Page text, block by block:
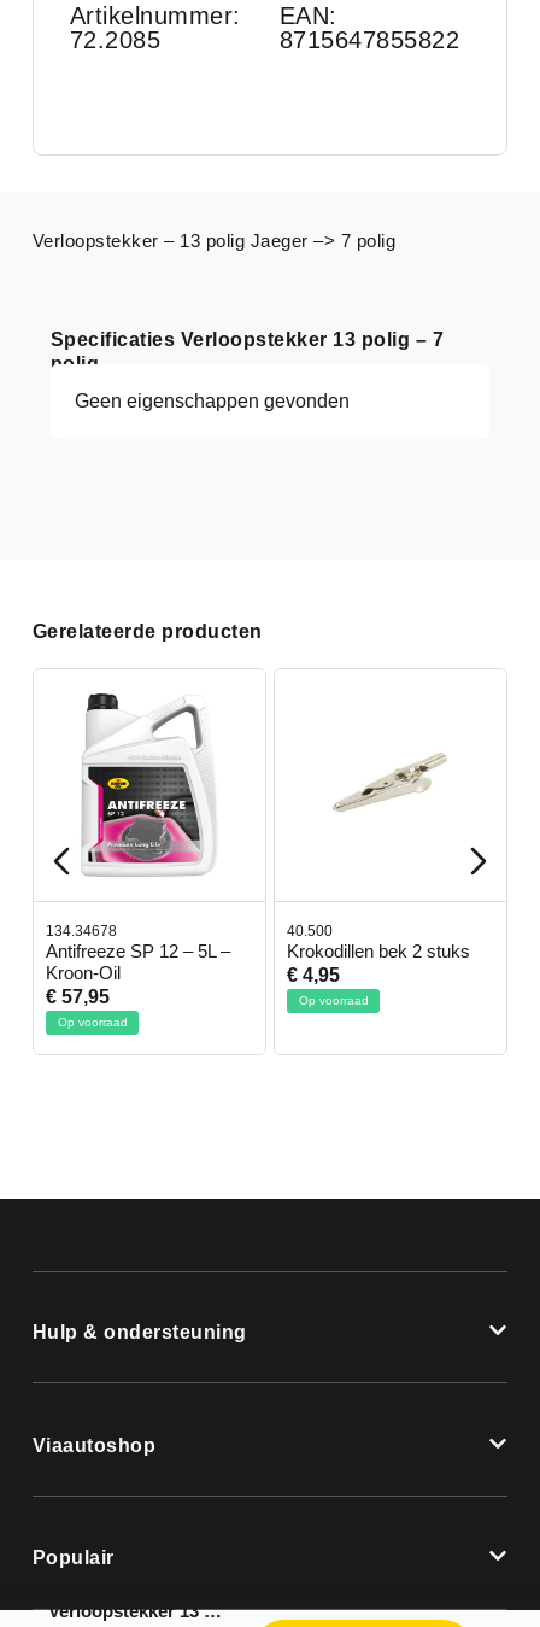
Artikelnummer:
72.2085
EAN:
8715647855822
Specificaties Verloopstekker 13 polig – 7
polig
Geen eigenschappen gevonden
Verloopstekker – 13 polig Jaeger –> 7 polig
Gerelateerde producten
134.34678
Antifreeze SP 12 – 5L –
Kroon-Oil
€ 57,95
Op voorraad
40.500
Krokodillen bek 2 stuks
€ 4,95
Op voorraad
Hulp & ondersteuning
Viaautoshop
Populair
Verloopstekker 13 polig – 7 polig